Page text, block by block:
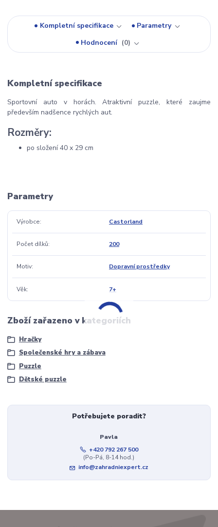
Kompletní specifikace
Parametry
Hodnocení
0
Kompletní specifikace
Sportovní auto v horách. Atraktivní puzzle, které zaujme
především nadšence rychlých aut.
Rozměry:
po složení 40 x 29 cm
Parametry
Výrobce Castorland
Počet dílků 200
Motiv Dopravní prostředky
Věk 7+
Zboží zařazeno v kategoriích
Hračky
Společenské hry a zábava
Puzzle
Dětské puzzle
Potřebujete poradit?
Pavla
+420 792 267 500
(Po-Pá, 8-14 hod.)
info@zahradniexpert.cz